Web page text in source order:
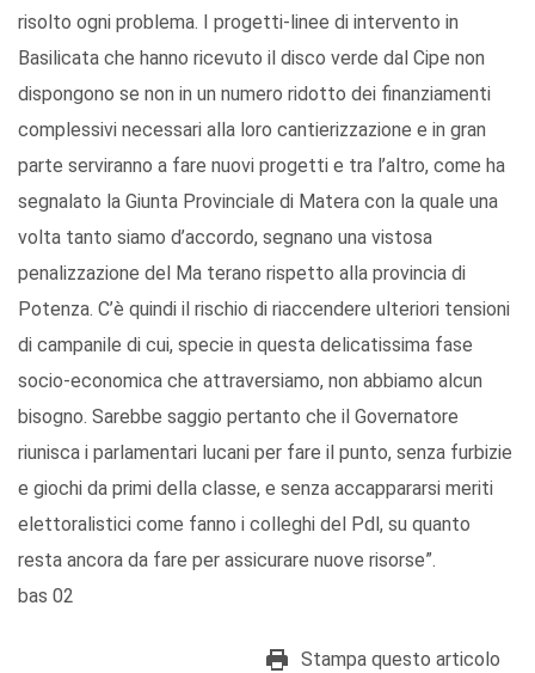
risolto ogni problema. I progetti-linee di intervento in
Basilicata che hanno ricevuto il disco verde dal Cipe non
dispongono se non in un numero ridotto dei finanziamenti
complessivi necessari alla loro cantierizzazione e in gran
parte serviranno a fare nuovi progetti e tra l’altro, come ha
segnalato la Giunta Provinciale di Matera con la quale una
volta tanto siamo d’accordo, segnano una vistosa
penalizzazione del Ma terano rispetto alla provincia di
Potenza. C’è quindi il rischio di riaccendere ulteriori tensioni
di campanile di cui, specie in questa delicatissima fase
socio-economica che attraversiamo, non abbiamo alcun
bisogno. Sarebbe saggio pertanto che il Governatore
riunisca i parlamentari lucani per fare il punto, senza furbizie
e giochi da primi della classe, e senza accappararsi meriti
elettoralistici come fanno i colleghi del Pdl, su quanto
resta ancora da fare per assicurare nuove risorse”.
bas 02
Stampa questo articolo